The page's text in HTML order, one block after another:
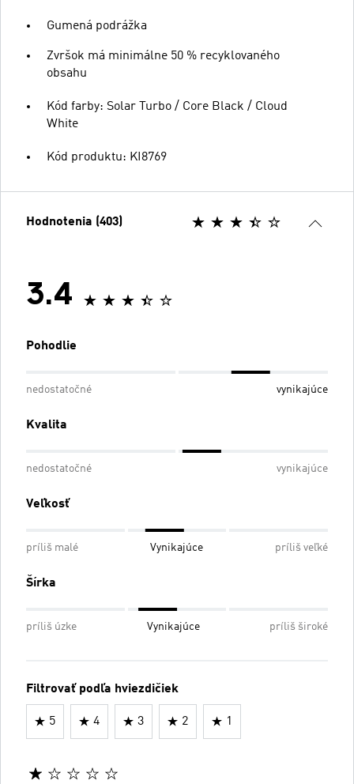
Gumená podrážka
Zvršok má minimálne 50 % recyklovaného
obsahu
Kód farby: Solar Turbo / Core Black / Cloud
White
Kód produktu: KI8769
Hodnotenia (403)
3.4
Pohodlie
nedostatočné vynikajúce
Kvalita
nedostatočné vynikajúce
Veľkosť
príliš malé Vynikajúce príliš veľké
Šírka
príliš úzke Vynikajúce príliš široké
Filtrovať podľa hviezdičiek
5 4 3 2 1